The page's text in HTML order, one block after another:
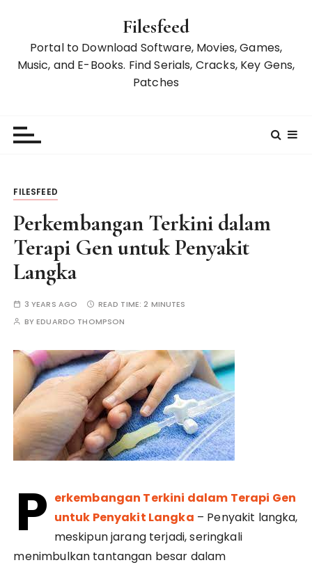
Filesfeed
Portal to Download Software, Movies, Games,
Music, and E-Books. Find Serials, Cracks, Key Gens,
Patches
FILESFEED
Perkembangan Terkini dalam
Terapi Gen untuk Penyakit
Langka
3 YEARS AGO READ TIME:2 MINUTES
BYEDUARDO THOMPSON
P erkembangan Terkini dalam Terapi Gen
untuk Penyakit Langka – Penyakit langka,
meskipun jarang terjadi, seringkali
menimbulkan tantangan besar dalam